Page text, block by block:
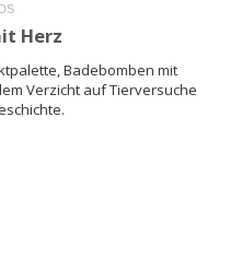
Herz
Badebomben mit
Verzicht auf Tierversuche